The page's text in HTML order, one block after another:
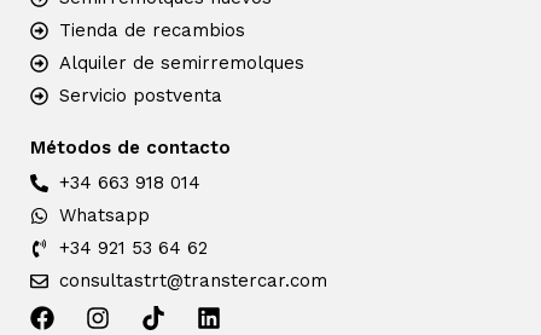
Tienda de recambios
Alquiler de semirremolques
Servicio postventa
Métodos de contacto
+34 663 918 014
Whatsapp
+34 921 53 64 62
consultastrt@transtercar.com